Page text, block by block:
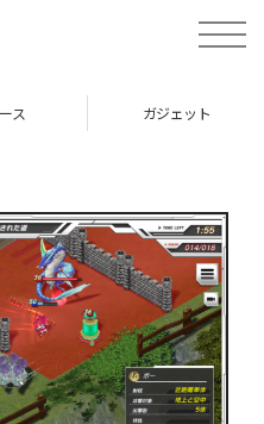
toggle
ス ガジェット